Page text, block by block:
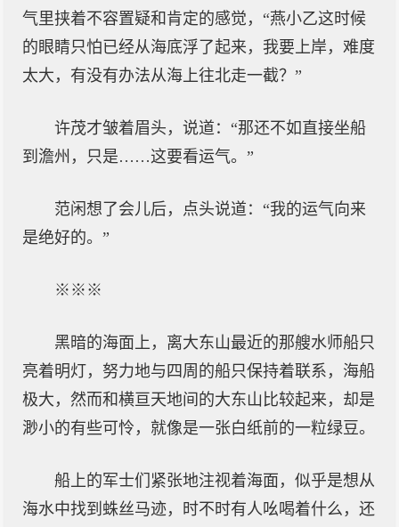
气里挟着不容置疑和肯定的感觉，“燕小乙这时候
的眼睛只怕已经从海底浮了起来，我要上岸，难度
太大，有没有办法从海上往北走一截？”
许茂才皱着眉头，说道：“那还不如直接坐船
到澹州，只是……这要看运气。”
范闲想了会儿后，点头说道：“我的运气向来
是绝好的。”
※※※
黑暗的海面上，离大东山最近的那艘水师船只
亮着明灯，努力地与四周的船只保持着联系，海船
极大，然而和横亘天地间的大东山比较起来，却是
渺小的有些可怜，就像是一张白纸前的一粒绿豆。
船上的军士们紧张地注视着海面，似乎是想从
海水中找到蛛丝马迹，时不时有人吆喝着什么，还